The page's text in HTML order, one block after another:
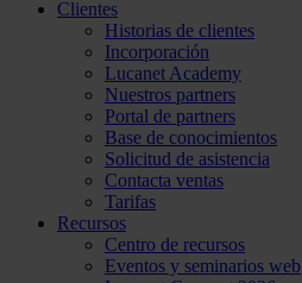
Clientes
Historias de clientes
Incorporación
Lucanet Academy
Nuestros partners
Portal de partners
Base de conocimientos
Solicitud de asistencia
Contacta ventas
Tarifas
Recursos
Centro de recursos
Eventos y seminarios web